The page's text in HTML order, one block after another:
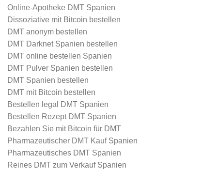
Online-Apotheke DMT Spanien
Dissoziative mit Bitcoin bestellen
DMT anonym bestellen
DMT Darknet Spanien bestellen
DMT online bestellen Spanien
DMT Pulver Spanien bestellen
DMT Spanien bestellen
DMT mit Bitcoin bestellen
Bestellen legal DMT Spanien
Bestellen Rezept DMT Spanien
Bezahlen Sie mit Bitcoin für DMT
Pharmazeutischer DMT Kauf Spanien
Pharmazeutisches DMT Spanien
Reines DMT zum Verkauf Spanien